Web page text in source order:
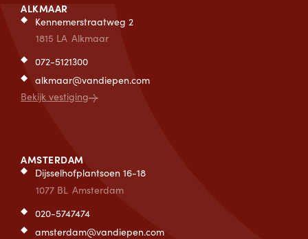
ALKMAAR
Kennemerstraatweg 2
1815 LA Alkmaar
072-5121300
alkmaar@vandiepen.com
Bekijk vestiging
AMSTERDAM
Dijsselhofplantsoen 16-18
1077 BL Amsterdam
020-5747474
amsterdam@vandiepen.com